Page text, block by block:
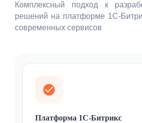
Комплексный подход к
решений на платформе 1С-
современных сервисов
Платформа 1С-Битрикс